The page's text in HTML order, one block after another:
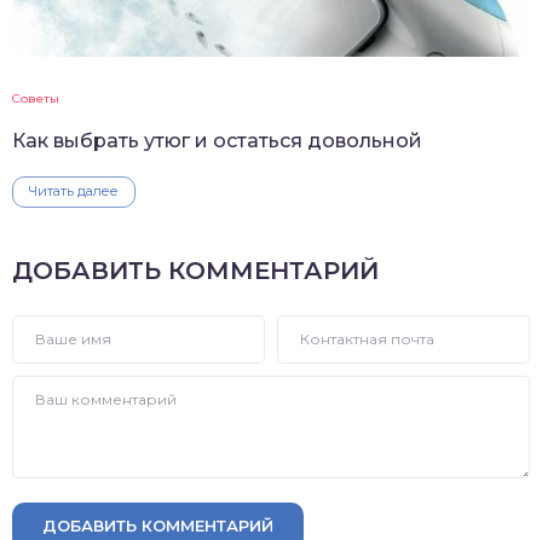
Советы
Как выбрать утюг и остаться довольной
Читать далее
ДОБАВИТЬ КОММЕНТАРИЙ
ДОБАВИТЬ КОММЕНТАРИЙ